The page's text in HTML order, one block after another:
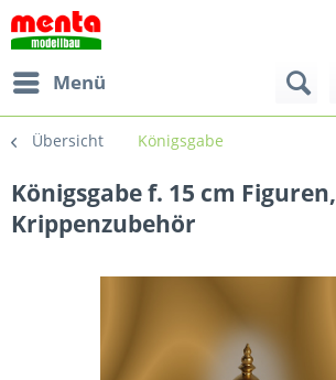
Menü
Übersicht Königsgabe
Königsgabe f. 15 cm Figuren,
Krippenzubehör